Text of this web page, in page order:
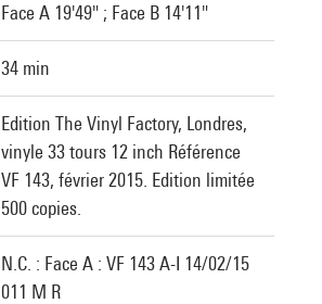
Face A 19'49" ; Face B 14'11"
34 min
Edition The Vinyl Factory, Londres,
vinyle 33 tours 12 inch Référence
VF 143, février 2015. Edition limitée
500 copies.
N.C. : Face A : VF 143 A-I 14/02/15
011 M R